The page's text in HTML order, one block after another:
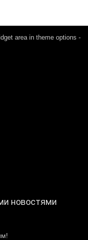
area in theme options -
новостями